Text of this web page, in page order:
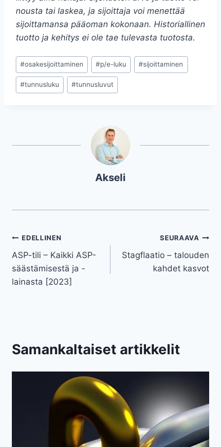
nousta tai laskea, ja sijoittaja voi menettää
sijoittamansa pääoman kokonaan. Historiallinen
tuotto ja kehitys ei ole tae tulevasta tuotosta.
Avainsanat:
#osakesijoittaminen #p/e-luku #sijoittaminen
#tunnusluku #tunnusluvut
Akseli
Artikkelien
selaus
EDELLINEN
ASP-tili – Kaikki ASP-
säästämisestä ja -
lainasta [2023]
SEURAAVA
Stagflaatio – talouden
kahdet kasvot
Samankaltaiset artikkelit